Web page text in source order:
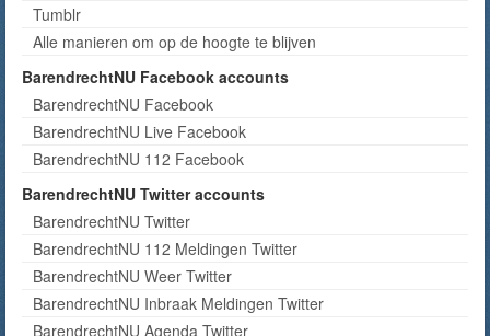
Tumblr
Alle manieren om op de hoogte te blijven
BarendrechtNU Facebook accounts
BarendrechtNU Facebook
BarendrechtNU Live Facebook
BarendrechtNU 112 Facebook
BarendrechtNU Twitter accounts
BarendrechtNU Twitter
BarendrechtNU 112 Meldingen Twitter
BarendrechtNU Weer Twitter
BarendrechtNU Inbraak Meldingen Twitter
BarendrechtNU Agenda Twitter